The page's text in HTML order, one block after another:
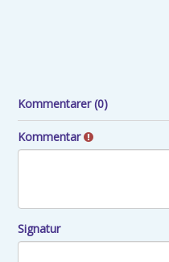
Kommentarer (0)
Kommentar
Signatur